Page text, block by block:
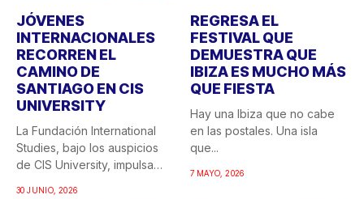
JÓVENES
INTERNACIONALES
RECORREN EL
CAMINO DE
SANTIAGO EN CIS
UNIVERSITY
La Fundación International
Studies, bajo los auspicios
de CIS University, impulsa
30 JUNIO, 2026
REGRESA EL
FESTIVAL QUE
DEMUESTRA QUE
IBIZA ES MUCHO MÁS
QUE FIESTA
Hay una Ibiza que no cabe
en las postales. Una isla
que...
7 MAYO, 2026